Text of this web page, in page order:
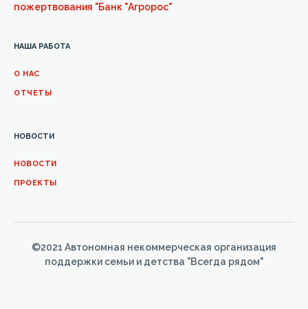
НАША РАБОТА
О НАС
ОТЧЕТЫ
НОВОСТИ
НОВОСТИ
ПРОЕКТЫ
пожертвования "Банк "Агророс"
©2021 Автономная некоммерческая организация
поддержки семьи и детства "Всегда рядом"